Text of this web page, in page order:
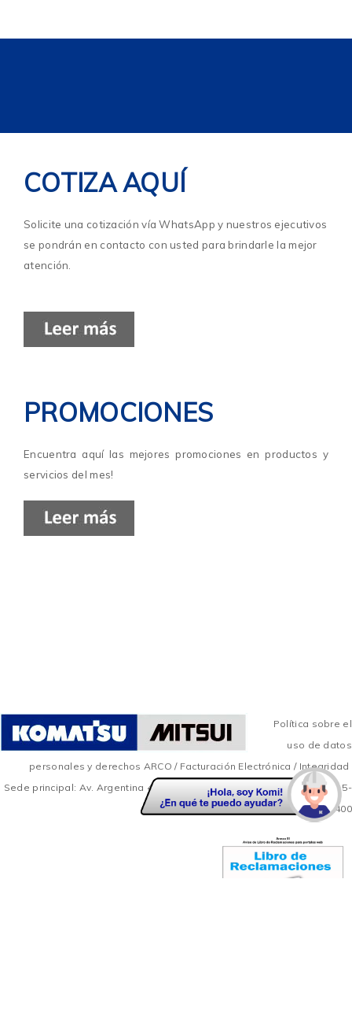
COTIZA AQUÍ
Solicite una cotización vía WhatsApp y nuestros ejecutivos
se pondrán en contacto con usted para brindarle la mejor
atención.
PROMOCIONES
Encuentra aquí las mejores promociones en productos y
servicios del mes!
Política sobre el
uso de datos
personales y derechos ARCO/ Facturación Electrónica / Integridad
Sede principal: Av. Argentina 4453 - Callao / Central Telefónica: +51 615-
8400